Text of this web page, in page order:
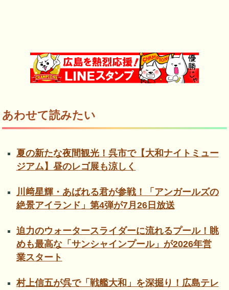
あわせて読みたい
夏の新たな夜間観光！呉市で【大和ナイトミュー
ジアム】昼のレゴ展も涼しく
川﨑星輝・あばれる君が参戦！「アンガールズの
絶景アイランド」第4弾が7月26日放送
迫力のウォータースライダーに流れるプール！眺
めも最高な「サンシャインプール」が2026年営
業スタート
村上信五が呉で「戦艦大和」を深掘り！広島テレ